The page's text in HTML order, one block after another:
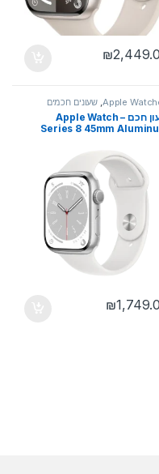
₪
Apple
, שעונים חכמים
שעון חכם – Apple Watch
Series 8 45mm
₪